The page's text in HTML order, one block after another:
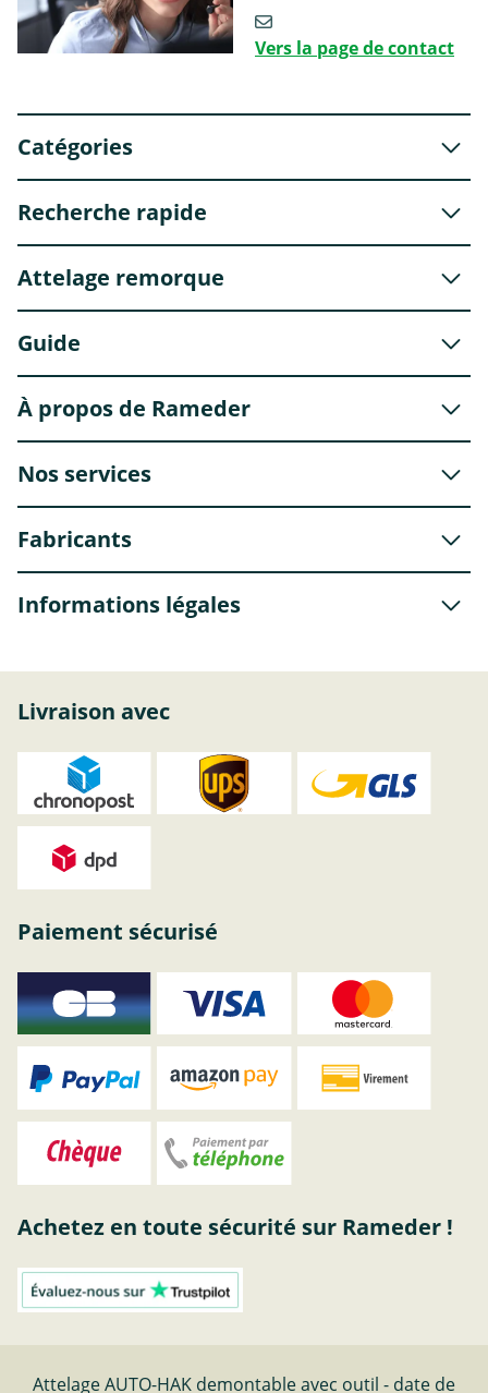
Vers la page de contact
Catégories
Recherche rapide
Attelage remorque
Guide
À propos de Rameder
Nos services
Fabricants
Informations légales
Livraison avec
Paiement sécurisé
Achetez en toute sécurité sur Rameder !
Attelage AUTO-HAK demontable avec outil - date de